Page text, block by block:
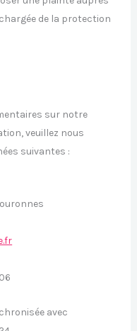
de la protection
sur notre
veuillez nous
suivantes :
avec